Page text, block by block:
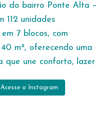
Acesse o Instagram